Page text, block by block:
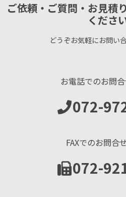
ご依頼・ご質問・お見積
ください
どうぞお気軽にお問い
お電話でのお問
072-
FAXでのお問合
072-